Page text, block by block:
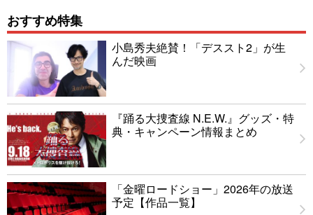
おすすめ特集
小島秀夫絶賛！「デススト2」が生
んだ映画
『踊る大捜査線 N.E.W.』グッズ・特
典・キャンペーン情報まとめ
「金曜ロードショー」2026年の放送
予定【作品一覧】